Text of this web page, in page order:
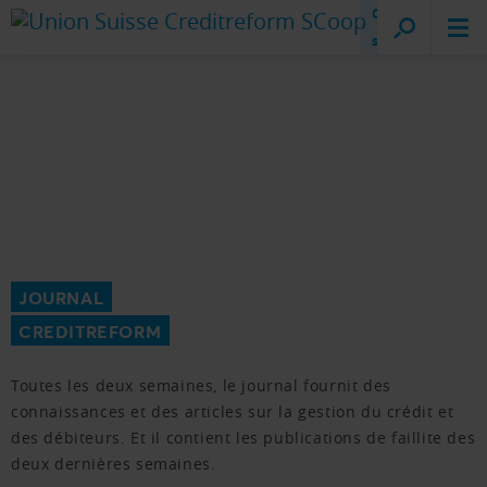
Creditreform
sur place
JOURNAL
CREDITREFORM
Toutes les deux semaines, le journal fournit des
connaissances et des articles sur la gestion du crédit et
des débiteurs. Et il contient les publications de faillite des
deux dernières semaines.